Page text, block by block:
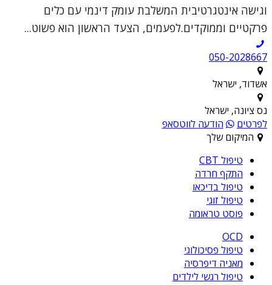
וגישה אינטגרטיבית המשלבת עומק דינמי עם כלים
פרקטיים וממוקדים.לפעמים, הצעד הראשון הוא פשוט...
050-2028667
אשדוד, ישראל
נס ציונה, ישראל
לפרטים
הודעה לווטסאפ
המיקום שלך
טיפול CBT
התקף חרדה
טיפול בדיכאו
טיפול זוגי
פוסט טראומה
OCD
טיפול פסיכולוגי
מאניה דיפרסיה
טיפול רגשי לילדים